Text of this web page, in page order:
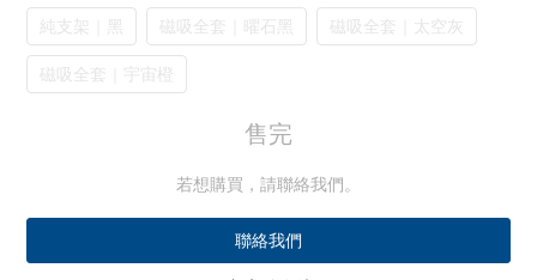
純支架｜黑 磁吸全套｜曜石黑 磁吸全套｜太空灰
磁吸全套｜宇宙橙
售完
若想購買，請聯絡我們。
聯絡我們